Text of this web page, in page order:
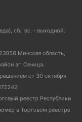
сб., вс. - выходной.
Минская область,
аг. Сеница.
от 30 октября
реестр Республики
в Торговом реестре